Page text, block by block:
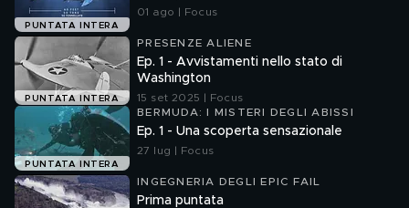
PUNTATA INTERA
01 ago | Focus
PUNTATA INTERA
PRESENZE ALIENE
Ep. 1 - Avvistamenti nello stato di
Washington
15 set 2025 | Focus
PUNTATA INTERA
BERMUDA: I MISTERI DEGLI ABISSI
Ep. 1 - Una scoperta sensazionale
27 lug | Focus
INGEGNERIA DEGLI EPIC FAIL
Prima puntata